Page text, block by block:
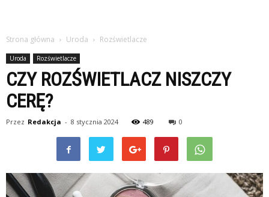
Strona główna Uroda Rozświetlacze
Uroda Rozświetlacze
CZY ROZŚWIETLACZ NISZCZY
CERĘ?
Przez Redakcja - 8 stycznia 2024 489 0